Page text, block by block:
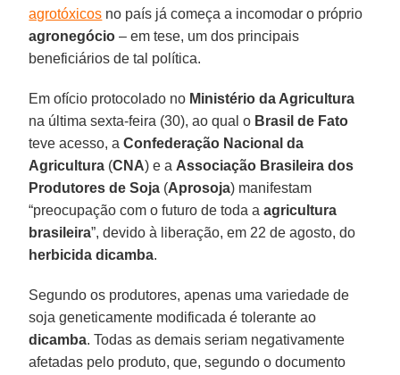
agrotóxicos no país já começa a incomodar o próprio
agronegócio – em tese, um dos principais
beneficiários de tal política.
Em ofício protocolado no Ministério da Agricultura
na última sexta-feira (30), ao qual o Brasil de Fato
teve acesso, aConfederação Nacional da
Agricultura (CNA) e a Associação Brasileira dos
Produtores de Soja (Aprosoja) manifestam
“preocupação com o futuro de toda aagricultura
brasileira”, devido à liberação, em 22 de agosto, do
herbicida dicamba.
Segundo os produtores, apenas uma variedade de
soja geneticamente modificada é tolerante ao
dicamba. Todas as demais seriam negativamente
afetadas pelo produto, que, segundo o documento